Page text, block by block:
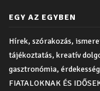
EGY AZ EGYBEN
Hírek, szórakozás,
tájékoztatás, kreatív
gasztronómia,
FIATALOKNAK ÉS